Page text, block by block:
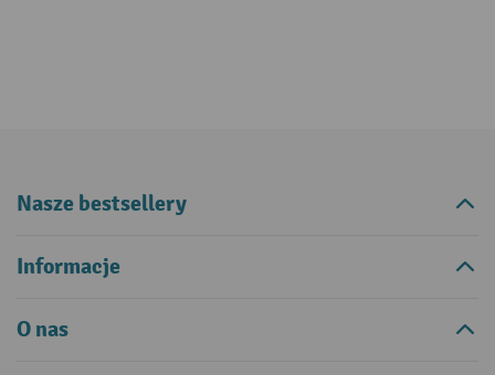
Nasze bestsellery
Informacje
O nas